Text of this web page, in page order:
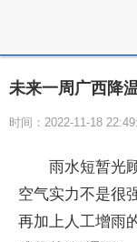
未来一周广西降
时间：2022-11-18
雨水短暂光
空气实力不是很
再加上人工增雨